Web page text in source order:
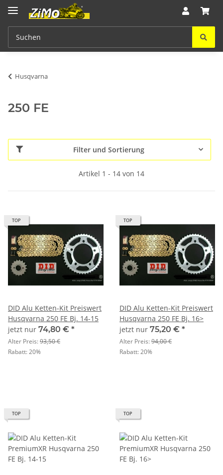
Husqvarna
250 FE
Filter und Sortierung
Artikel 1 - 14 von 14
TOP
DID Alu Ketten-Kit Preiswert
Husqvarna 250 FE Bj. 14-15
jetzt nur 74,80 € *
Alter Preis:93,50 €
Rabatt:20%
TOP
DID Alu Ketten-Kit Preiswert
Husqvarna 250 FE Bj. 16>
jetzt nur 75,20 € *
Alter Preis:94,00 €
Rabatt:20%
TOP TOP